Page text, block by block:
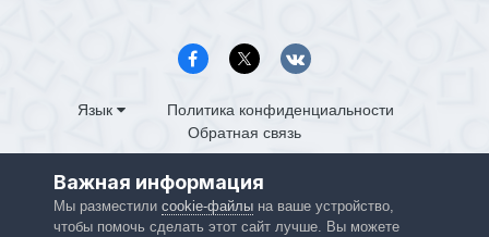
Язык
Политика конфиденциальности
Обратная связь
Powered by Invision Community
Важная информация
Мы разместили cookie-файлына ваше устройство,
чтобы помочь сделать этот сайт лучше. Вы можете